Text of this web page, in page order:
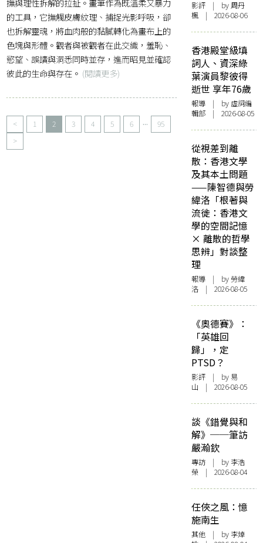
撫與理性拆解的拉扯。畫筆作為既溫柔又暴力
的工具，它撫觸皮膚紋理、捕捉光影呼吸，卻
也拆解靈魂，將血肉般的黏膩轉化為畫布上的
色塊與形體。觀者與被觀者在此交織，羞恥、
慾望、誤讀與洞悉同時並存，進而昭見並確認
彼此的生命與存在。 (閱讀更多)
< 1 2 3 4 5 6 ...
95
>
影評 | by周丹
楓 | 2026-08-06
香港殿堂級填
詞人、資深綠
葉演員黎彼得
逝世 享年76歲
報導 | by 虛詞編
輯部 | 2026-08-05
從視差到離
散：香港文學
及其本土問題
——陳智德與勞
緯洛「根著與
流徙：香港文
學的空間記憶
× 離散的哲學
思辨」對談整
理
報導 | by 勞緯
洛 | 2026-08-05
《奧德賽》：
「英雄回
歸」，定
PTSD？
影評 | by 易
山 | 2026-08-05
談《錯覺與和
解》──筆訪
嚴瀚欽
專訪 | by 李浩
榮 | 2026-08-04
任俠之風：憶
施南生
其他 | by 李焯